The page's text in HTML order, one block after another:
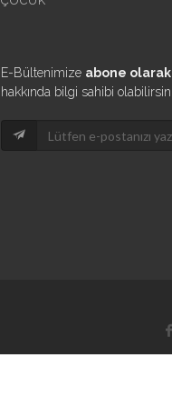
E-Bültenimize abone olarak
hakkında bilgi sahibi